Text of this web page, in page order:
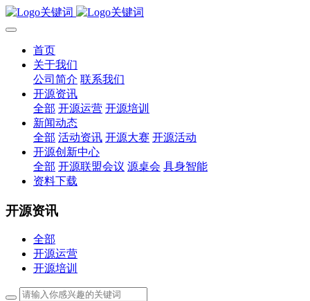
首页
关于我们
公司简介 联系我们
开源资讯
全部 开源运营 开源培训
新闻动态
全部 活动资讯 开源大赛 开源活动
开源创新中心
全部 开源联盟会议 源桌会 具身智能
资料下载
开源资讯
全部
开源运营
开源培训